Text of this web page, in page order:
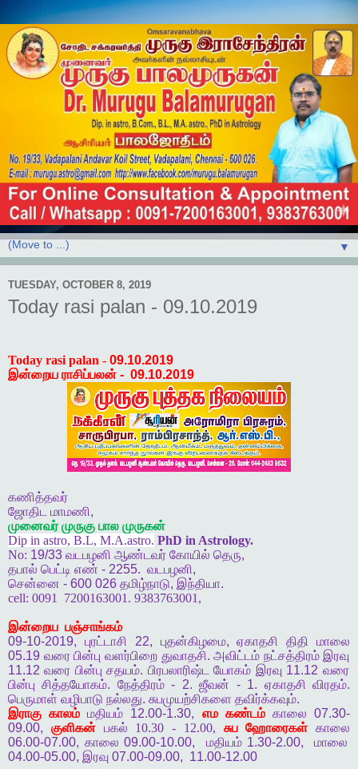
▼
TUESDAY, OCTOBER 8, 2019
Today rasi palan - 09.10.2019
Today rasi palan - 09.10.2019
இன்றைய ராசிப்பலன் - 09.10.2019
கணித்தவர்
ஜோதிட
மாமணி,
முனைவர் முருகு பால முருகன்
Dip in astro, B.L, M.A.astro. PhD in Astrology.
No: 19/33 வடபழனி ஆண்டவர் கோயில் தெரு,
தபால் பெட்டி எண் - 2255. வடபழனி,
சென்னை - 600 026 தமிழ்நாடு, இந்தியா.
cell: 0091 7200163001. 9383763001,
இன்றைய பஞ்சாங்கம்
09-10-2019, புரட்டாசி 22, புதன்கிழமை,ஏகாதசி திதி
மாலை
05.19 வரை பின்பு வளர்பிறை துவாதசி.அவிட்டம் நட்சத்திரம் இரவு
11.12வரை பின்பு சதயம். பிரபலாரிஷ்ட யோகம் இரவு 11.12 வரை
பின்பு சித்தயோகம். நேத்திரம்- 2.ஜீவன் - 1. ஏகாதசி விரதம்.
பெருமாள் வழிபாடு நல்லது. சுபமுயற்சிகளை தவிர்க்கவும்.
இராகு காலம் மதியம் 12.00-1.30, எம கண்டம் காலை 07.30-
09.00, குளிகன்பகல் 10.30 - 12.00, சுப ஹோரைகள் காலை
06.00-07.00, காலை 09.00-10.00, மதியம்1.30-2.00,
மாலை
04.00-05.00, இரவு 07.00-09.00, 11.00-12.00